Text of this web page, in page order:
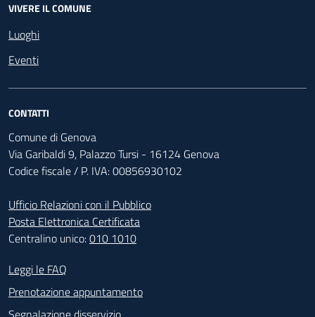
VIVERE IL COMUNE
Luoghi
Eventi
CONTATTI
Comune di Genova
Via Garibaldi 9, Palazzo Tursi - 16124 Genova
Codice fiscale / P. IVA: 00856930102
Ufficio Relazioni con il Pubblico
Posta Elettronica Certificata
Centralino unico:010 1010
Footer - Contatti
Leggi le FAQ
Prenotazione appuntamento